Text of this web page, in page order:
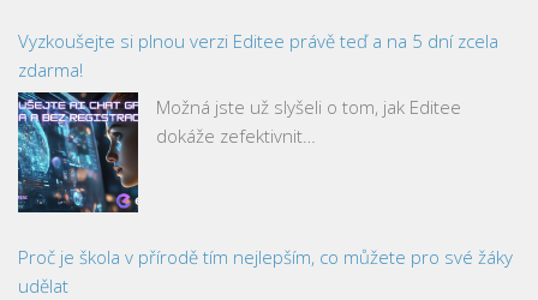
Vyzkoušejte si plnou verzi Editee právě teď a na 5 dní zcela
zdarma!
Možná jste už slyšeli o tom, jak Editee
dokáže zefektivnit…
Proč je škola v přírodě tím nejlepším, co můžete pro své žáky
udělat